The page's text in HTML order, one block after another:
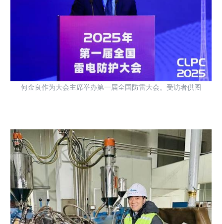
何金良作为大会主席举办第一届全国防雷大会。受访者供图